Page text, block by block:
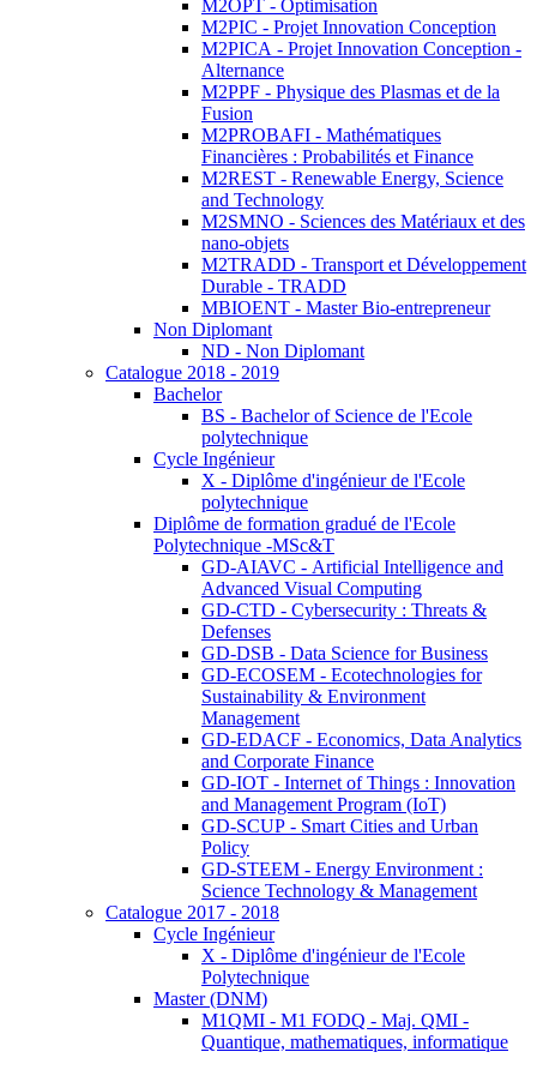
M2OPT - Optimisation
M2PIC - Projet Innovation Conception
M2PICA - Projet Innovation Conception -
Alternance
M2PPF - Physique des Plasmas et de la
Fusion
M2PROBAFI - Mathématiques
Financières : Probabilités et Finance
M2REST - Renewable Energy, Science
and Technology
M2SMNO - Sciences des Matériaux et des
nano-objets
M2TRADD - Transport et Développement
Durable - TRADD
MBIOENT - Master Bio-entrepreneur
Non Diplomant
ND - Non Diplomant
Catalogue 2018 - 2019
Bachelor
BS - Bachelor of Science de l'Ecole
polytechnique
Cycle Ingénieur
X - Diplôme d'ingénieur de l'Ecole
polytechnique
Diplôme de formation gradué de l'Ecole
Polytechnique -MSc&T
GD-AIAVC - Artificial Intelligence and
Advanced Visual Computing
GD-CTD - Cybersecurity : Threats &
Defenses
GD-DSB - Data Science for Business
GD-ECOSEM - Ecotechnologies for
Sustainability & Environment
Management
GD-EDACF - Economics, Data Analytics
and Corporate Finance
GD-IOT - Internet of Things : Innovation
and Management Program (IoT)
GD-SCUP - Smart Cities and Urban
Policy
GD-STEEM - Energy Environment :
Science Technology & Management
Catalogue 2017 - 2018
Cycle Ingénieur
X - Diplôme d'ingénieur de l'Ecole
Polytechnique
Master (DNM)
M1QMI - M1 FODQ - Maj. QMI -
Quantique, mathematiques, informatique